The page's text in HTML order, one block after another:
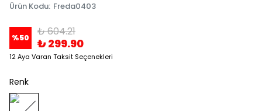
Ürün Kodu: Freda0403
%50 ₺ 604.21
₺ 299.90
12 Aya Varan Taksit Seçenekleri
Renk